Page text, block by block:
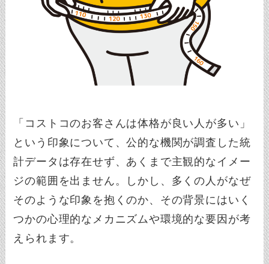
「コストコのお客さんは体格が良い人が多い」
という印象について、公的な機関が調査した統
計データは存在せず、あくまで主観的なイメー
ジの範囲を出ません。しかし、多くの人がなぜ
そのような印象を抱くのか、その背景にはいく
つかの心理的なメカニズムや環境的な要因が考
えられます。